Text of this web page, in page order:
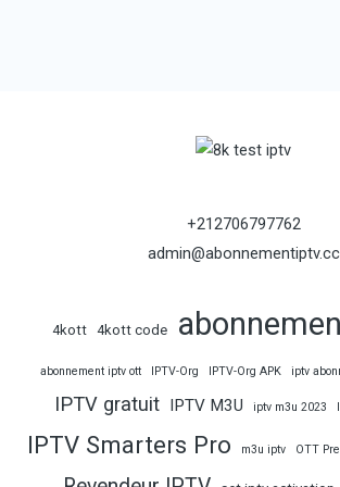
+212706797762
admin@abonnementiptv.cc
4kott 4kott code
abonnement iptv ott IPTV-Org IPTV-Org APK iptv
IPTV gratuit IPTV M3U iptv m3u 2023
IPTV Smarters Pro m3u iptv OTT